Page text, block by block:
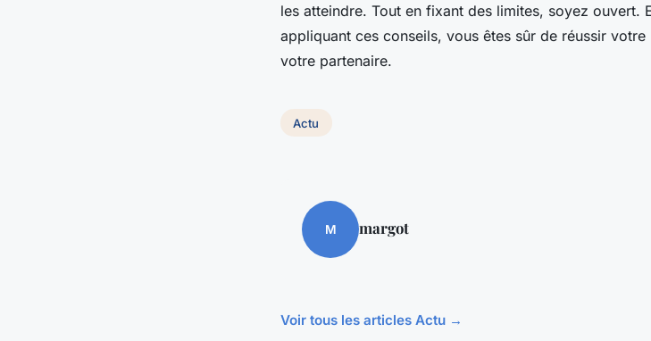
les atteindre. Tout en fixant des limites, soyez ouvert.
appliquant ces conseils, vous êtes sûr de réussir
votre partenaire.
Actu
M margot
Voir tous les articles Actu →